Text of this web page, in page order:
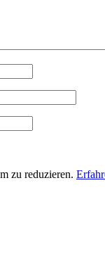
zu reduzieren.